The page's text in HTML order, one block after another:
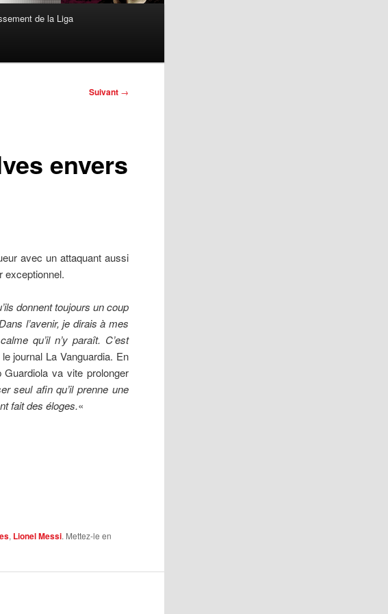
de la Liga
Suivant →
envers
avec un attaquant aussi
exceptionnel.
donnent toujours un coup
l’avenir, je dirais à mes
qu’il n’y paraît. C’est
journal La Vanguardia. En
va vite prolonger
seul afin qu’il prenne une
fait des éloges.«
, Lionel Messi. Mettez-le en